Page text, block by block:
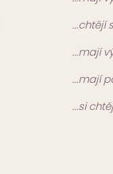
...chtějí
...mají
...mají
...si